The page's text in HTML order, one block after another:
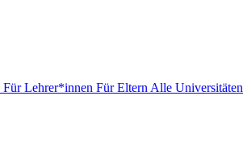
Für Lehrer*innen Für Eltern Alle Universitäten